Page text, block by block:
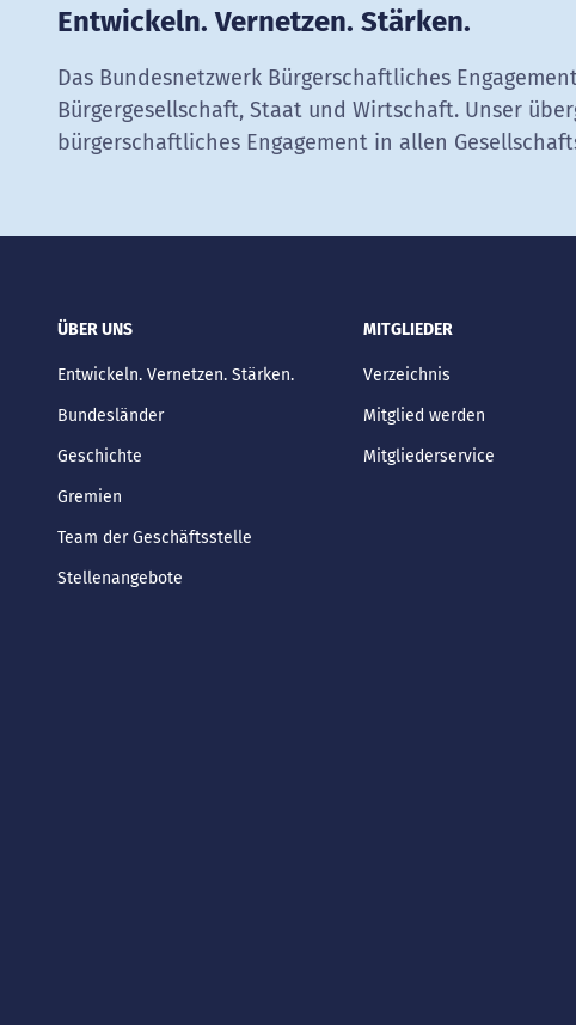
Entwickeln. Vernetzen. Stärken.
Das Bundesnetzwerk Bürgerschaftliches
Bürgergesellschaft, Staat und Wirtschaft. Unser
bürgerschaftliches Engagement in allen
ÜBER UNS
Entwickeln. Vernetzen. Stärken.
Bundesländer
Geschichte
Gremien
Team der Geschäftsstelle
Stellenangebote
MITGLIEDER
Verzeichnis
Mitglied werden
Mitgliederservice